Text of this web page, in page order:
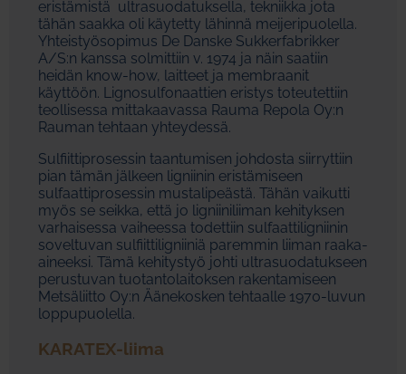
eristämistä ultrasuodatuksella, tekniikka jota
tähän saakka oli käytetty lähinnä meijeripuolella.
Yhteistyösopimus De Danske Sukkerfabrikker
A/S:n kanssa solmittiin v. 1974 ja näin saatiin
heidän know-how, laitteet ja membraanit
käyttöön. Lignosulfonaattien eristys toteutettiin
teollisessa mittakaavassa Rauma Repola Oy:n
Rauman tehtaan yhteydessä.
Sulfiittiprosessin taantumisen johdosta siirryttiin
pian tämän jälkeen ligniinin eristämiseen
sulfaattiprosessin mustalipeästä. Tähän vaikutti
myös se seikka, että jo ligniiniliiman kehityksen
varhaisessa vaiheessa todettiin sulfaattiligniinin
soveltuvan sulfiittiligniiniä paremmin liiman raaka-
aineeksi. Tämä kehitystyö johti ultrasuodatukseen
perustuvan tuotantolaitoksen rakentamiseen
Metsäliitto Oy:n Äänekosken tehtaalle 1970-luvun
loppupuolella.
KARATEX-liima